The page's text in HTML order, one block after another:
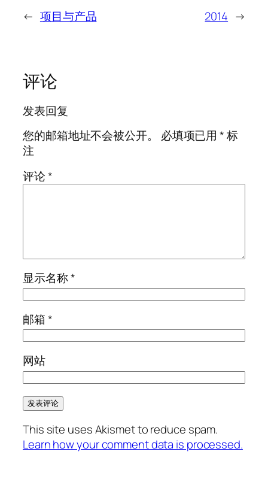
← 项目与产品 2014 →
评论
发表回复
您的邮箱地址不会被公开。
必填项已用*标
注
评论*
显示名称*
邮箱*
网站
This site uses Akismet to reduce spam.
Learn how your comment data is processed.